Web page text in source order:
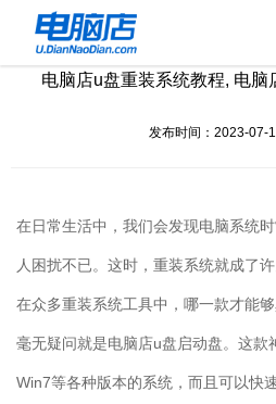
电脑店u盘重装系统教程, 电
发布时间：2023-07-
在日常生活中，我们会发现电脑系统
人困扰不已。这时，重装系统就成了
在众多重装系统工具中，哪一款才能
毫无疑问就是电脑店u盘启动盘。这款
Win7等各种版本的系统，而且可以快